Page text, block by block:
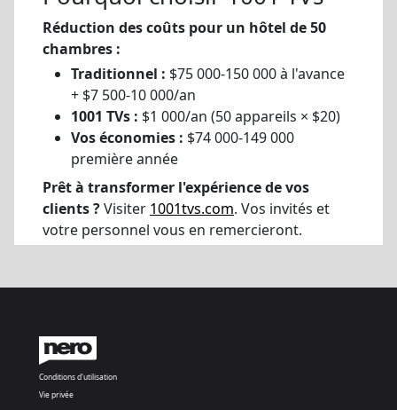
Réduction des coûts pour un hôtel de 50
chambres :
Traditionnel : $75 000-150 000 à l'avance
+ $7 500-10 000/an
1001 TVs : $1 000/an (50 appareils × $20)
Vos économies : $74 000-149 000
première année
Prêt à transformer l'expérience de vos
clients ?Visiter 1001tvs.com. Vos invités et
votre personnel vous en remercieront.
Conditions d'utilisation
Vie privée